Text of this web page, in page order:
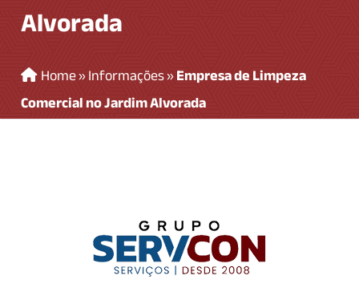
Alvorada
Home»Informações»Empresa de Limpeza
Comercial no Jardim Alvorada